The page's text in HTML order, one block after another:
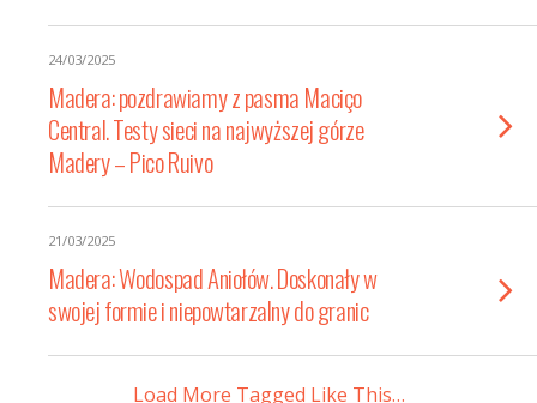
24/03/2025
Madera: pozdrawiamy z pasma Maciço
Central. Testy sieci na najwyższej górze
Madery – Pico Ruivo
21/03/2025
Madera: Wodospad Aniołów. Doskonały w
swojej formie i niepowtarzalny do granic
Load More Tagged Like This…